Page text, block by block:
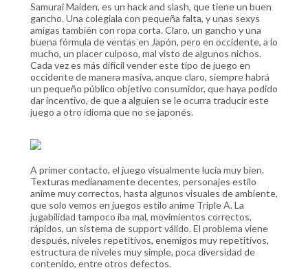
Samurai Maiden, es un hack and slash, que tiene un buen
gancho. Una colegiala con pequeña falta, y unas sexys
amigas también con ropa corta. Claro, un gancho y una
buena fórmula de ventas en Japón, pero en occidente, a lo
mucho, un placer culposo, mal visto de algunos nichos.
Cada vez es más difícil vender este tipo de juego en
occidente de manera masiva, anque claro, siempre habrá
un pequeño público objetivo consumidor, que haya podido
dar incentivo, de que a alguien se le ocurra traducir este
juego a otro idioma que no se japonés.
A primer contacto, el juego visualmente lucía muy bien.
Texturas medianamente decentes, personajes estilo
anime muy correctos, hasta algunos visuales de ambiente,
que solo vemos en juegos estilo anime Triple A. La
jugabilidad tampoco iba mal, movimientos correctos,
rápidos, un sistema de support válido. El problema viene
después, niveles repetitivos, enemigos muy repetitivos,
estructura de niveles muy simple, poca diversidad de
contenido, entre otros defectos.